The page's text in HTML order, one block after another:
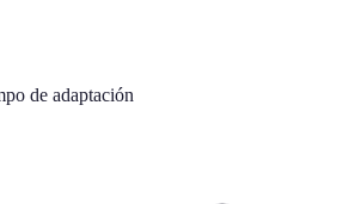
de adaptación